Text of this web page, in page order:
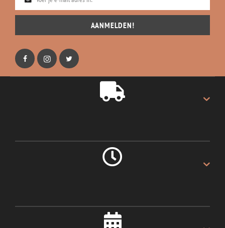
AANMELDEN!
Gratis verzending op alles.
Als u voor 16:00u besteld.